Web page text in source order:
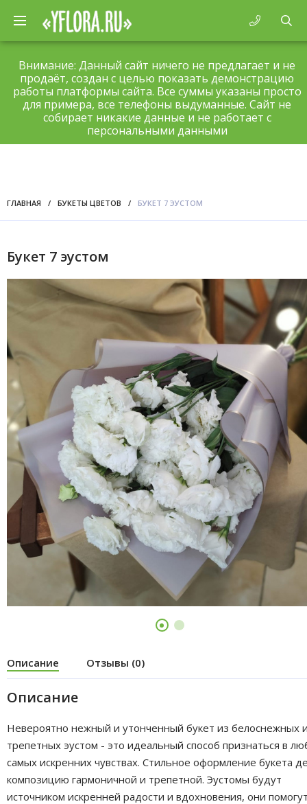
Внимание: Данный сайт ничего не предлагает и не
продаёт, создан с целью показать демонстрацию
работы платформы сайта. Все суммы указаны просто
для примера, все телефоны выдуманные. Сайт не
собирает никакие данные и не работает с
персональными данными
ГЛАВНАЯ / БУКЕТЫ ЦВЕТОВ / БУКЕТ 7 ЭУСТОМ
Букет 7 эустом
Описание Отзывы (0)
Описание
Невероятно нежный и утонченный букет из белоснежных
трепетных эустом - это идеальный способ признаться в
самых искренних чувствах. Стильное оформление букета
композицию гармоничной и трепетной. Эустомы будут
источником искренней радости и вдохновения, они